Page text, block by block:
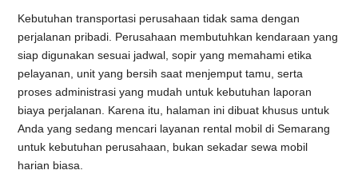
Kebutuhan transportasi perusahaan tidak sama dengan
perjalanan pribadi. Perusahaan membutuhkan kendaraan yang
siap digunakan sesuai jadwal, sopir yang memahami etika
pelayanan, unit yang bersih saat menjemput tamu, serta
proses administrasi yang mudah untuk kebutuhan laporan
biaya perjalanan. Karena itu, halaman ini dibuat khusus untuk
Anda yang sedang mencari layanan rental mobil di Semarang
untuk kebutuhan perusahaan, bukan sekadar sewa mobil
harian biasa.